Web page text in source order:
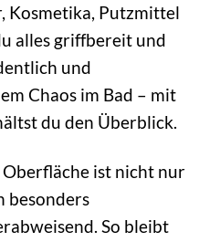
Kosmetika, Putzmittel
alles griffbereit und
und
Chaos im Bad – mit
du den Überblick.
ist nicht nur
besonders
So bleibt